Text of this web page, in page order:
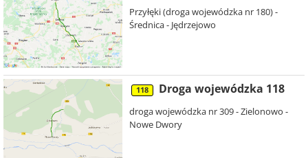
Przyłęki (droga wojewódzka nr 180) -
Średnica - Jędrzejowo
118 Droga wojewódzka 118
droga wojewódzka nr 309 - Zielonowo -
Nowe Dwory